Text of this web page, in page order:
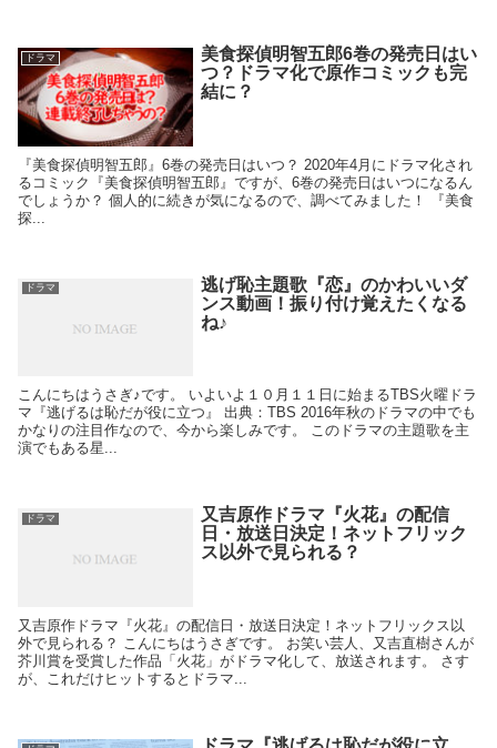
ドラマ
美食探偵明智五郎6巻の発売日はい
つ？ドラマ化で原作コミックも完
結に？
『美食探偵明智五郎』6巻の発売日はいつ？ 2020年4月にドラマ化され
るコミック『美食探偵明智五郎』ですが、6巻の発売日はいつになるん
でしょうか？ 個人的に続きが気になるので、調べてみました！ 『美食
探...
ドラマ
逃げ恥主題歌『恋』のかわいいダ
ンス動画！振り付け覚えたくなる
ね♪
こんにちはうさぎ♪です。 いよいよ１０月１１日に始まるTBS火曜ドラ
マ『逃げるは恥だが役に立つ』 出典：TBS 2016年秋のドラマの中でも
かなりの注目作なので、今から楽しみです。 このドラマの主題歌を主
演でもある星...
ドラマ
又吉原作ドラマ『火花』の配信
日・放送日決定！ネットフリック
ス以外で見られる？
又吉原作ドラマ『火花』の配信日・放送日決定！ネットフリックス以
外で見られる？ こんにちはうさぎです。 お笑い芸人、又吉直樹さんが
芥川賞を受賞した作品「火花」がドラマ化して、放送されます。 さす
が、これだけヒットするとドラマ...